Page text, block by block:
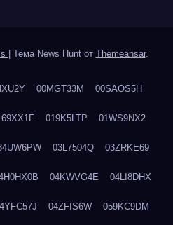
Тема News Hunt от Themeansar.
00MGT33M 00SAOS5H
019K5LTP 01WS9NX2
03L7504Q 03ZRKE69
04KWVG4E 04LI8DHX
04ZFIS6W 059KC9DM